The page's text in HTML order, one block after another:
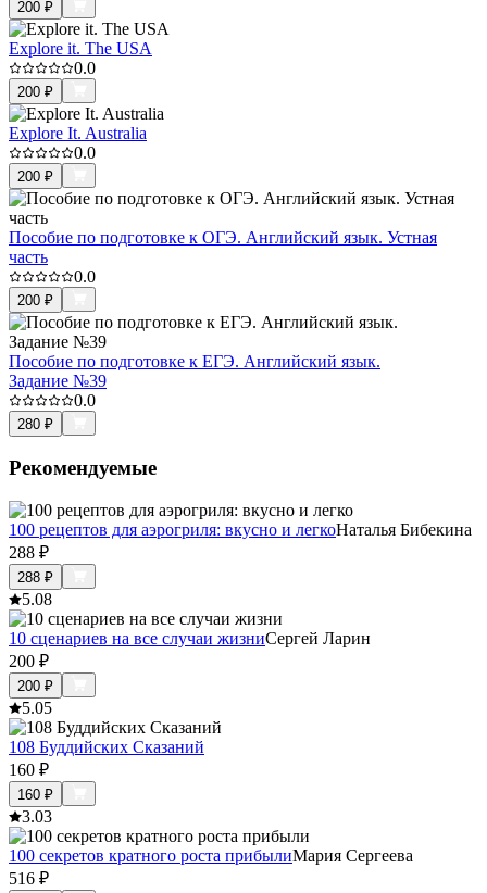
200 ₽
Explore it. The USA
0.0
200 ₽
Explore It. Australia
0.0
200 ₽
Пособие по подготовке к ОГЭ. Английский язык. Устная
часть
0.0
200 ₽
Пособие по подготовке к ЕГЭ. Английский язык.
Задание №39
0.0
280 ₽
Рекомендуемые
100 рецептов для аэрогриля: вкусно и легкоНаталья Бибекина
288 ₽
288 ₽
5.08
10 сценариев на все случаи жизниСергей Ларин
200 ₽
200 ₽
5.05
108 Буддийских Сказаний
160 ₽
160 ₽
3.03
100 секретов кратного роста прибылиМария Сергеева
516 ₽